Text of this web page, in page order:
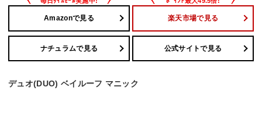
Amazonで見る 楽天市場で見る
ナチュラムで見る 公式サイトで見る
デュオ(DUO) ベイルーフ マニック